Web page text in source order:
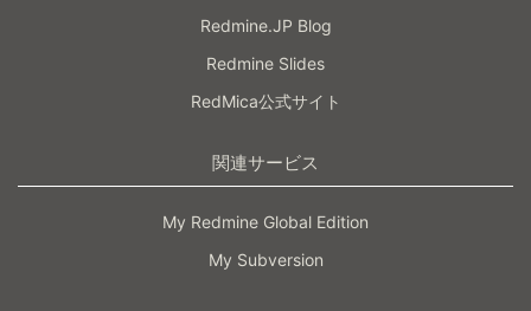
Redmine.JP Blog
Redmine Slides
RedMica公式サイト
関連サービス
My Redmine Global Edition
My Subversion